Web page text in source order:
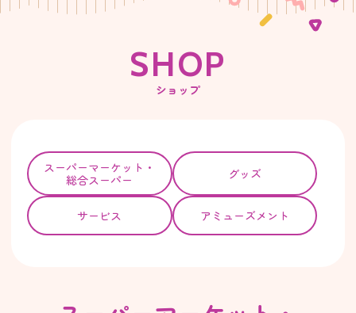
SHOP
ショップ
スーパーマーケット・
総合スーパー
グッズ
サービス アミューズメント